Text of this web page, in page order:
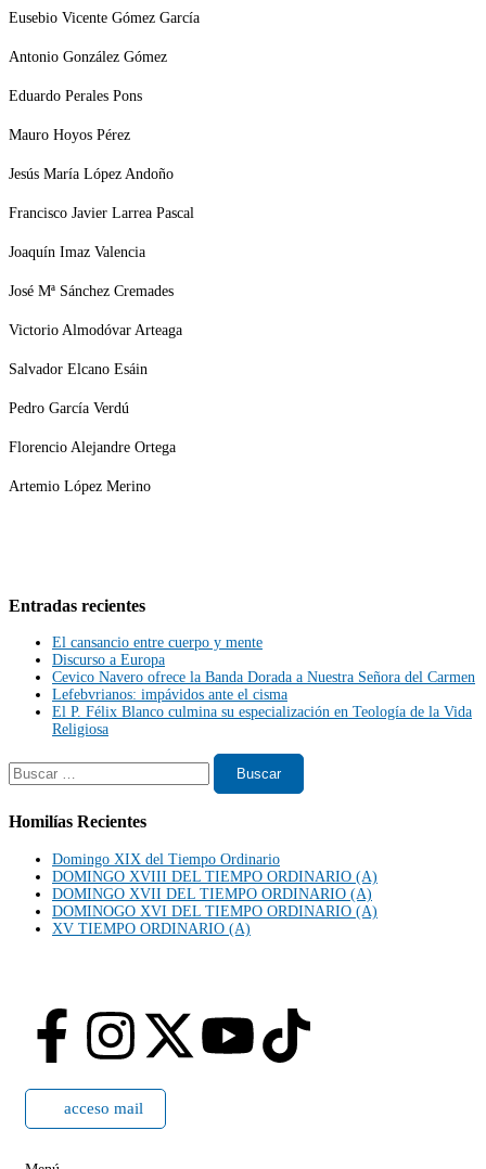
Eusebio Vicente Gómez García
Antonio González Gómez
Eduardo Perales Pons
Mauro Hoyos Pérez
Jesús María López Andoño
Francisco Javier Larrea Pascal
Joaquín Imaz Valencia
José Mª Sánchez Cremades
Victorio Almodóvar Arteaga
Salvador Elcano Esáin
Pedro García Verdú
Florencio Alejandre Ortega
Artemio López Merino
Entradas recientes
El cansancio entre cuerpo y mente
Discurso a Europa
Cevico Navero ofrece la Banda Dorada a Nuestra Señora del Carmen
Lefebvrianos: impávidos ante el cisma
El P. Félix Blanco culmina su especialización en Teología de la Vida
Religiosa
Homilías Recientes
Domingo XIX del Tiempo Ordinario
DOMINGO XVIII DEL TIEMPO ORDINARIO (A)
DOMINGO XVII DEL TIEMPO ORDINARIO (A)
DOMINOGO XVI DEL TIEMPO ORDINARIO (A)
XV TIEMPO ORDINARIO (A)
acceso mail